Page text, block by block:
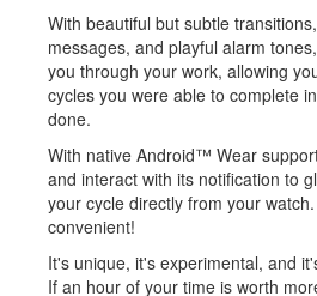
With beautiful but subtle
messages, and playful alarm
you through your work, allowing
cycles you were able to complete
done.
With native Android™ Wear
and interact with its notification to
your cycle directly from your
convenient!
It's unique, it's experimental, and
If an hour of your time is worth